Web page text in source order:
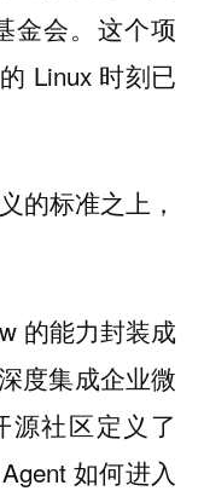
金会。这个项
Linux 时刻已
的标准之上，
的能力封装成
度集成企业微
源社区定义了
如何进入